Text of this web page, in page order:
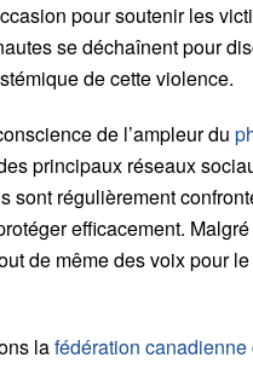
pour soutenir les
se déchaînent pour
de cette violence.
de l’ampleur du
principaux réseaux
sont régulièrement
efficacement.
de même des voix pour
lafédération